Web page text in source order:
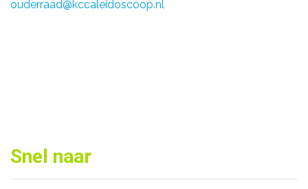
ouderraad@kccaleidoscoop.nl
Snel naar